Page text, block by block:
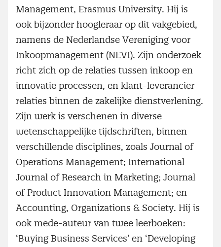
Management, Erasmus University. Hij is
ook bijzonder hoogleraar op dit vakgebied,
namens de Nederlandse Vereniging voor
Inkoopmanagement (NEVI). Zijn onderzoek
richt zich op de relaties tussen inkoop en
innovatie processen, en klant-leverancier
relaties binnen de zakelijke dienstverlening.
Zijn werk is verschenen in diverse
wetenschappelijke tijdschriften, binnen
verschillende disciplines, zoals Journal of
Operations Management; International
Journal of Research in Marketing; Journal
of Product Innovation Management; en
Accounting, Organizations & Society. Hij is
ook mede-auteur van twee leerboeken:
‘Buying Business Services’ en ‘Developing